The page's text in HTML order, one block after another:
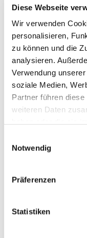
Diese Webseite
Wir verwenden
personalisieren,
zu können und die
analysieren.
Verwendung
soziale Medien,
Partner führen
weiteren Daten
Notwendig
Präferenzen
Statistiken
Die Gemeinde
Paderborn-
Café Abdinghof
Begegnung, der
Menschen
Bürgern